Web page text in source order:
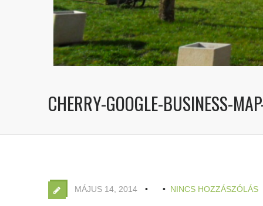
CHERRY-GOOGLE-BUSINESS-
MÁJUS 14, 2014 NINCS HOZZÁSZÓLÁS